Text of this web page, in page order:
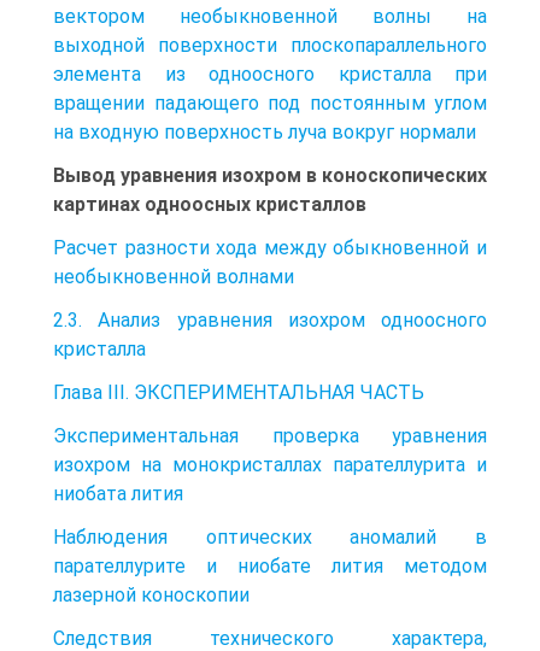
вектором необыкновенной волны на
выходной поверхности плоскопараллельного
элемента из одноосного кристалла при
вращении падающего под постоянным углом
на входную поверхность луча вокруг нормали
Вывод уравнения изохром в коноскопических
картинах одноосных кристаллов
Расчет разности хода между обыкновенной и
необыкновенной волнами
2.3. Анализ уравнения изохром одноосного
кристалла
Глава III. ЭКСПЕРИМЕНТАЛЬНАЯ ЧАСТЬ
Экспериментальная проверка уравнения
изохром на монокристаллах парателлурита и
ниобата лития
Наблюдения оптических аномалий в
парателлурите и ниобате лития методом
лазерной коноскопии
Следствия технического характера,